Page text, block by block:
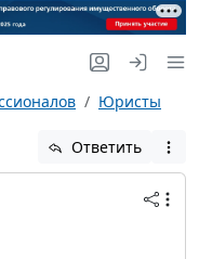
Юристы
Ответить